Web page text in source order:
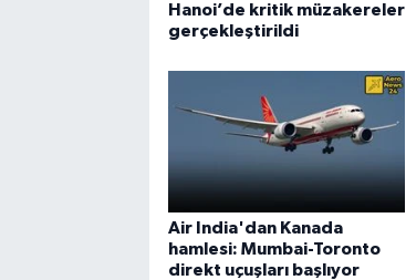
Hanoi’de kritik müzakereler
gerçekleştirildi
Air India'dan Kanada
hamlesi: Mumbai-Toronto
direkt uçuşları başlıyor